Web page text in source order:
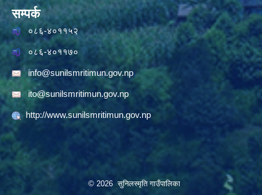
सम्पर्क
०८६-४०११५२
०८६-४०११७०
info@sunilsmritimun.gov.np
ito@sunilsmritimun.gov.np
http://www.sunilsmritimun.gov.np
© 2026 सुनिलस्मृति गाउँपालिका